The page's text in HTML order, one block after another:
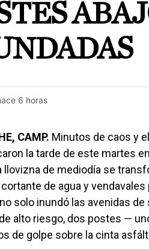
6 horas
CAMP. Minutos de caos y
la tarde de este martes
llovizna de mediodía se
de agua y
solo inundó las avenidas
alto riesgo, dos postes —
de golpe sobre la cinta